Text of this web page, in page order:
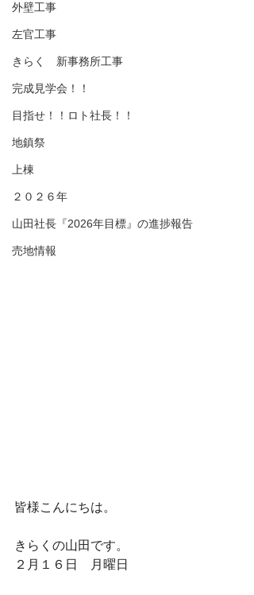
外壁工事
左官工事
きらく 新事務所工事
完成見学会！！
目指せ！！ロト社長！！
地鎮祭
上棟
２０２６年
山田社長『2026年目標』の進捗報告
売地情報
皆様こんにちは。
きらくの山田です。
２月１６日　月曜日